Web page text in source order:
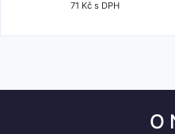
71 Kč s DPH
O